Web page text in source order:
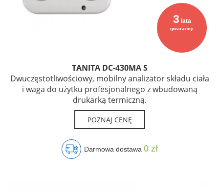
3 lata
gwarancji
TANITA DC-430MA S
Dwuczęstotliwościowy, mobilny analizator składu ciała
i waga do użytku profesjonalnego z wbudowaną
drukarką termiczną.
POZNAJ CENĘ
Darmowa dostawa 0 zł